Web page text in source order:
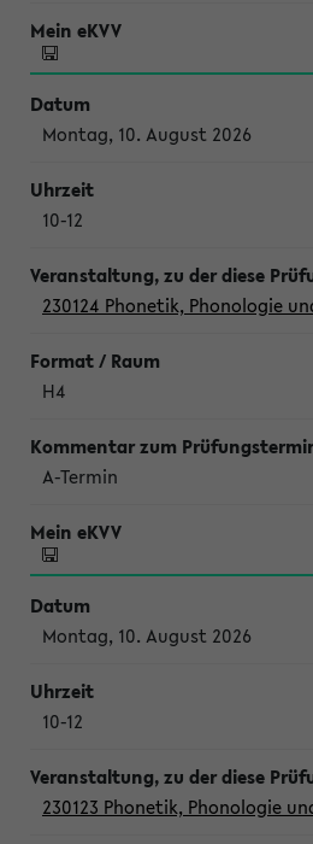
Montag, 10. August 2026
10-12
230124 Phonetik, Phonologie
H4
A-Termin
Montag, 10. August 2026
10-12
230123 Phonetik, Phonologie